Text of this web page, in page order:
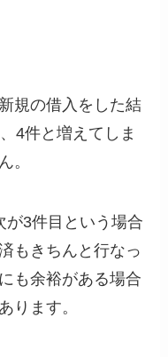
規の借入をした結
4件と増えてしま
。
が3件目という場合
もきちんと行なっ
も余裕がある場合
ります。